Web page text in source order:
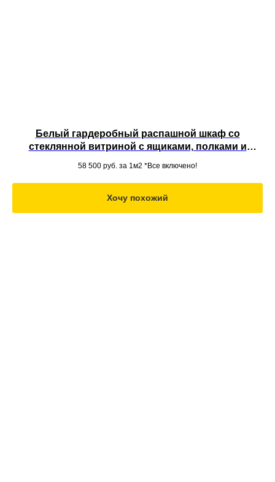
Белый гардеробный распашной шкаф со
стеклянной витриной с ящиками, полками и
58 500 руб. за 1м2 *Все включено!
Хочу похожий